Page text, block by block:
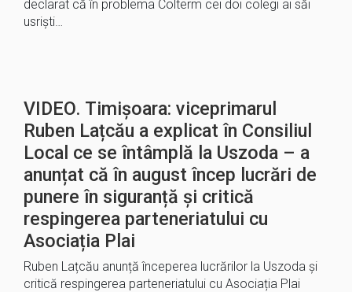
declarat că în problema Colterm cei doi colegi ai săi
usriști…
VIDEO. Timișoara: viceprimarul
Ruben Lațcău a explicat în Consiliul
Local ce se întâmplă la Uszoda – a
anunțat că în august încep lucrări de
punere în siguranță și critică
respingerea parteneriatului cu
Asociația Plai
Ruben Lațcău anunță începerea lucrărilor la Uszoda și
critică respingerea parteneriatului cu Asociația Plai